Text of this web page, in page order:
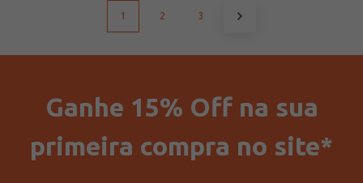
1 2 3
Ganhe 15% Off na sua
primeira compra no site*